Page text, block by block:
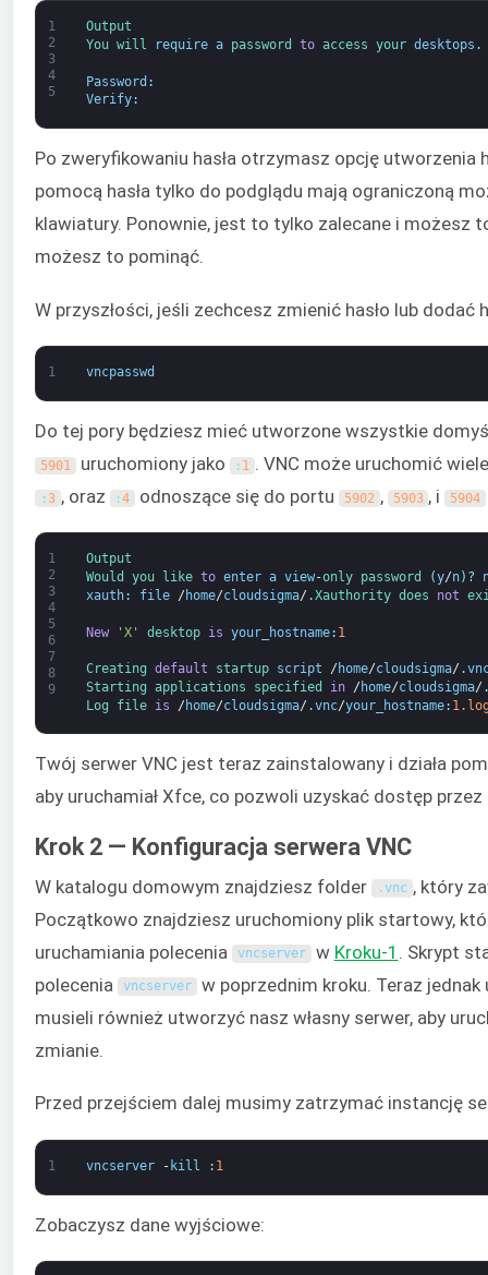
1
2
3
4
5
Output
You will require a password to access your desktops .
Password :
Verify:
Po zweryfikowaniu hasła otrzymasz opcję
pomocą hasła tylko do podglądu mają ograniczoną
klawiatury. Ponownie, jest to tylko zalecane i możesz
możesz to pominąć.
W przyszłości, jeśli zechcesz zmienić hasło lub dodać
1 vncpasswd
Do tej pory będziesz mieć utworzone wszystkie
5901 uruchomiony jako : 1 . VNC może uruchomić
:3 , oraz :4 odnoszące się do portu 5902 , 5903 , i 5904
1
2
3
4
5
6
7
8
9
Output
Would you like to enter a view-only password (y/n) ?
xauth: file / home/cloudsigma/ .Xauthority does not
New 'X' desktop is your_hostname: 1
Creating default startup script / home/cloudsigma/ .
Starting applications specified in / home/cloudsigma/
Log
file is / home/cloudsigma/ .vnc/your_hostname:
Twój serwer VNC jest teraz zainstalowany i działa
aby uruchamiał Xfce, co pozwoli uzyskać dostęp
Krok 2 — Konfiguracja serwera VNC
W katalogu domowym znajdziesz folder .vnc , który
Początkowo znajdziesz uruchomiony plik startowy,
uruchamiania polecenia
vncserver w Kroku-1
. Skrypt
polecenia
vncserver w poprzednim kroku. Teraz jednak
musieli również utworzyć nasz własny serwer, aby
zmianie.
Przed przejściem dalej musimy zatrzymać instancję
1 vncserver - kill : 1
Zobaczysz dane wyjściowe: